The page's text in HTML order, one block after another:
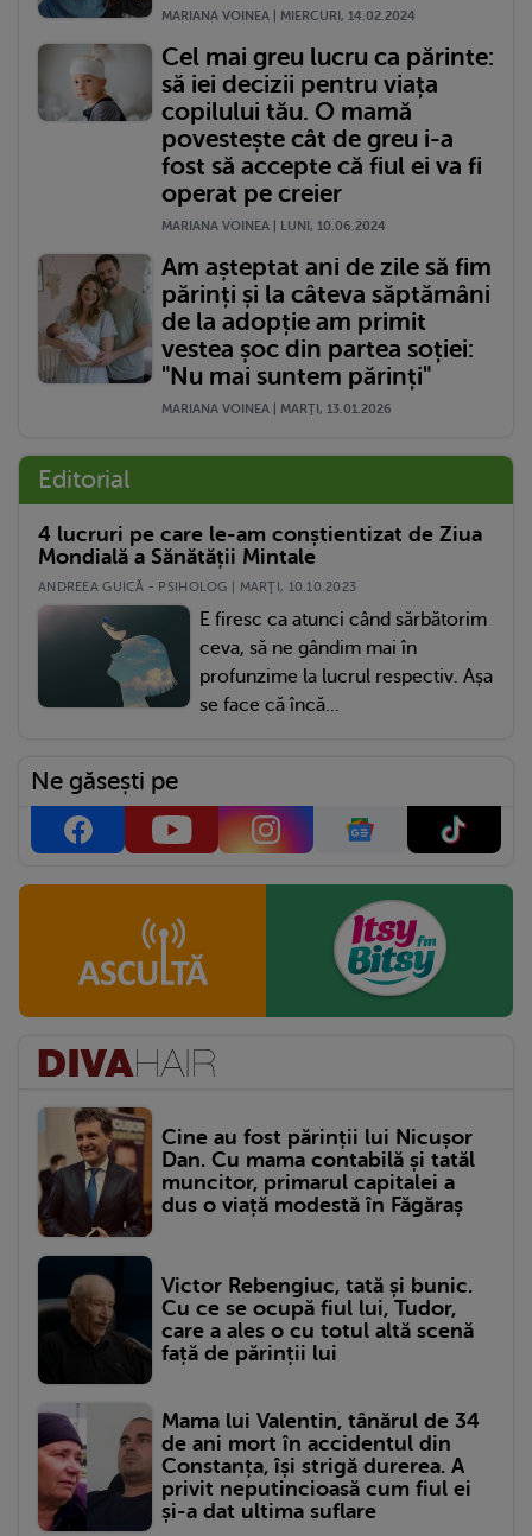
MARIANA VOINEA | MIERCURI, 14.02.2024
Cel mai greu lucru ca părinte:
să iei decizii pentru viața
copilului tău. O mamă
povestește cât de greu i-a
fost să accepte că fiul ei va fi
operat pe creier
MARIANA VOINEA | LUNI, 10.06.2024
Am așteptat ani de zile să fim
părinți și la câteva săptămâni
de la adopție am primit
vestea șoc din partea soției:
"Nu mai suntem părinți"
MARIANA VOINEA | MARŢI, 13.01.2026
Editorial
4 lucruri pe care le-am conștientizat de Ziua
Mondială a Sănătății Mintale
ANDREEA GUICĂ - PSIHOLOG | MARŢI, 10.10.2023
E firesc ca atunci când sărbătorim
ceva, să ne gândim mai în
profunzime la lucrul respectiv. Așa
se face că încă...
Ne găsești pe
Cine au fost părinții lui Nicușor
Dan. Cu mama contabilă și tatăl
muncitor, primarul capitalei a
dus o viață modestă în Făgăraș
Victor Rebengiuc, tată și bunic.
Cu ce se ocupă fiul lui, Tudor,
care a ales o cu totul altă scenă
față de părinții lui
Mama lui Valentin, tânărul de 34
de ani mort în accidentul din
Constanța, își strigă durerea. A
privit neputincioasă cum fiul ei
și-a dat ultima suflare